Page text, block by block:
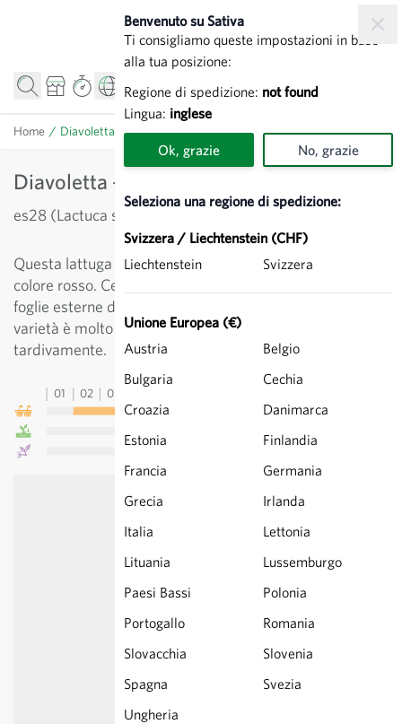
Benvenuto su Sativa
Ti consigliamo queste impostazioni in base
alla tua posizione:
Regione di spedizione: not found
Lingua: inglese
Ok, grazie No, grazie
Seleziona una regione di spedizione:
Svizzera / Liechtenstein (CHF)
Liechtenstein
Svizzera
Unione Europea (€)
Austria
Belgio
Bulgaria
Cechia
Croazia
Danimarca
Estonia
Finlandia
Francia
Germania
Grecia
Irlanda
Italia
Lettonia
Lituania
Lussemburgo
Paesi Bassi
Polonia
Portogallo
Romania
Slovacchia
Slovenia
Spagna
Svezia
Ungheria
Home / Diavoletta - Lattuga iceberg rossa
Diavoletta - Lattuga iceberg rossa
es28 (Lactuca sativa)
Questa lattuga iceberg differisce dai tipi verdi per il suo
colore rosso. Cespo compatto, di taglia media, dalle
foglie esterne di un colore rosso scuro attraente. Questa
varietà è molto resistente al calore e monta
tardivamente.
01 02 03